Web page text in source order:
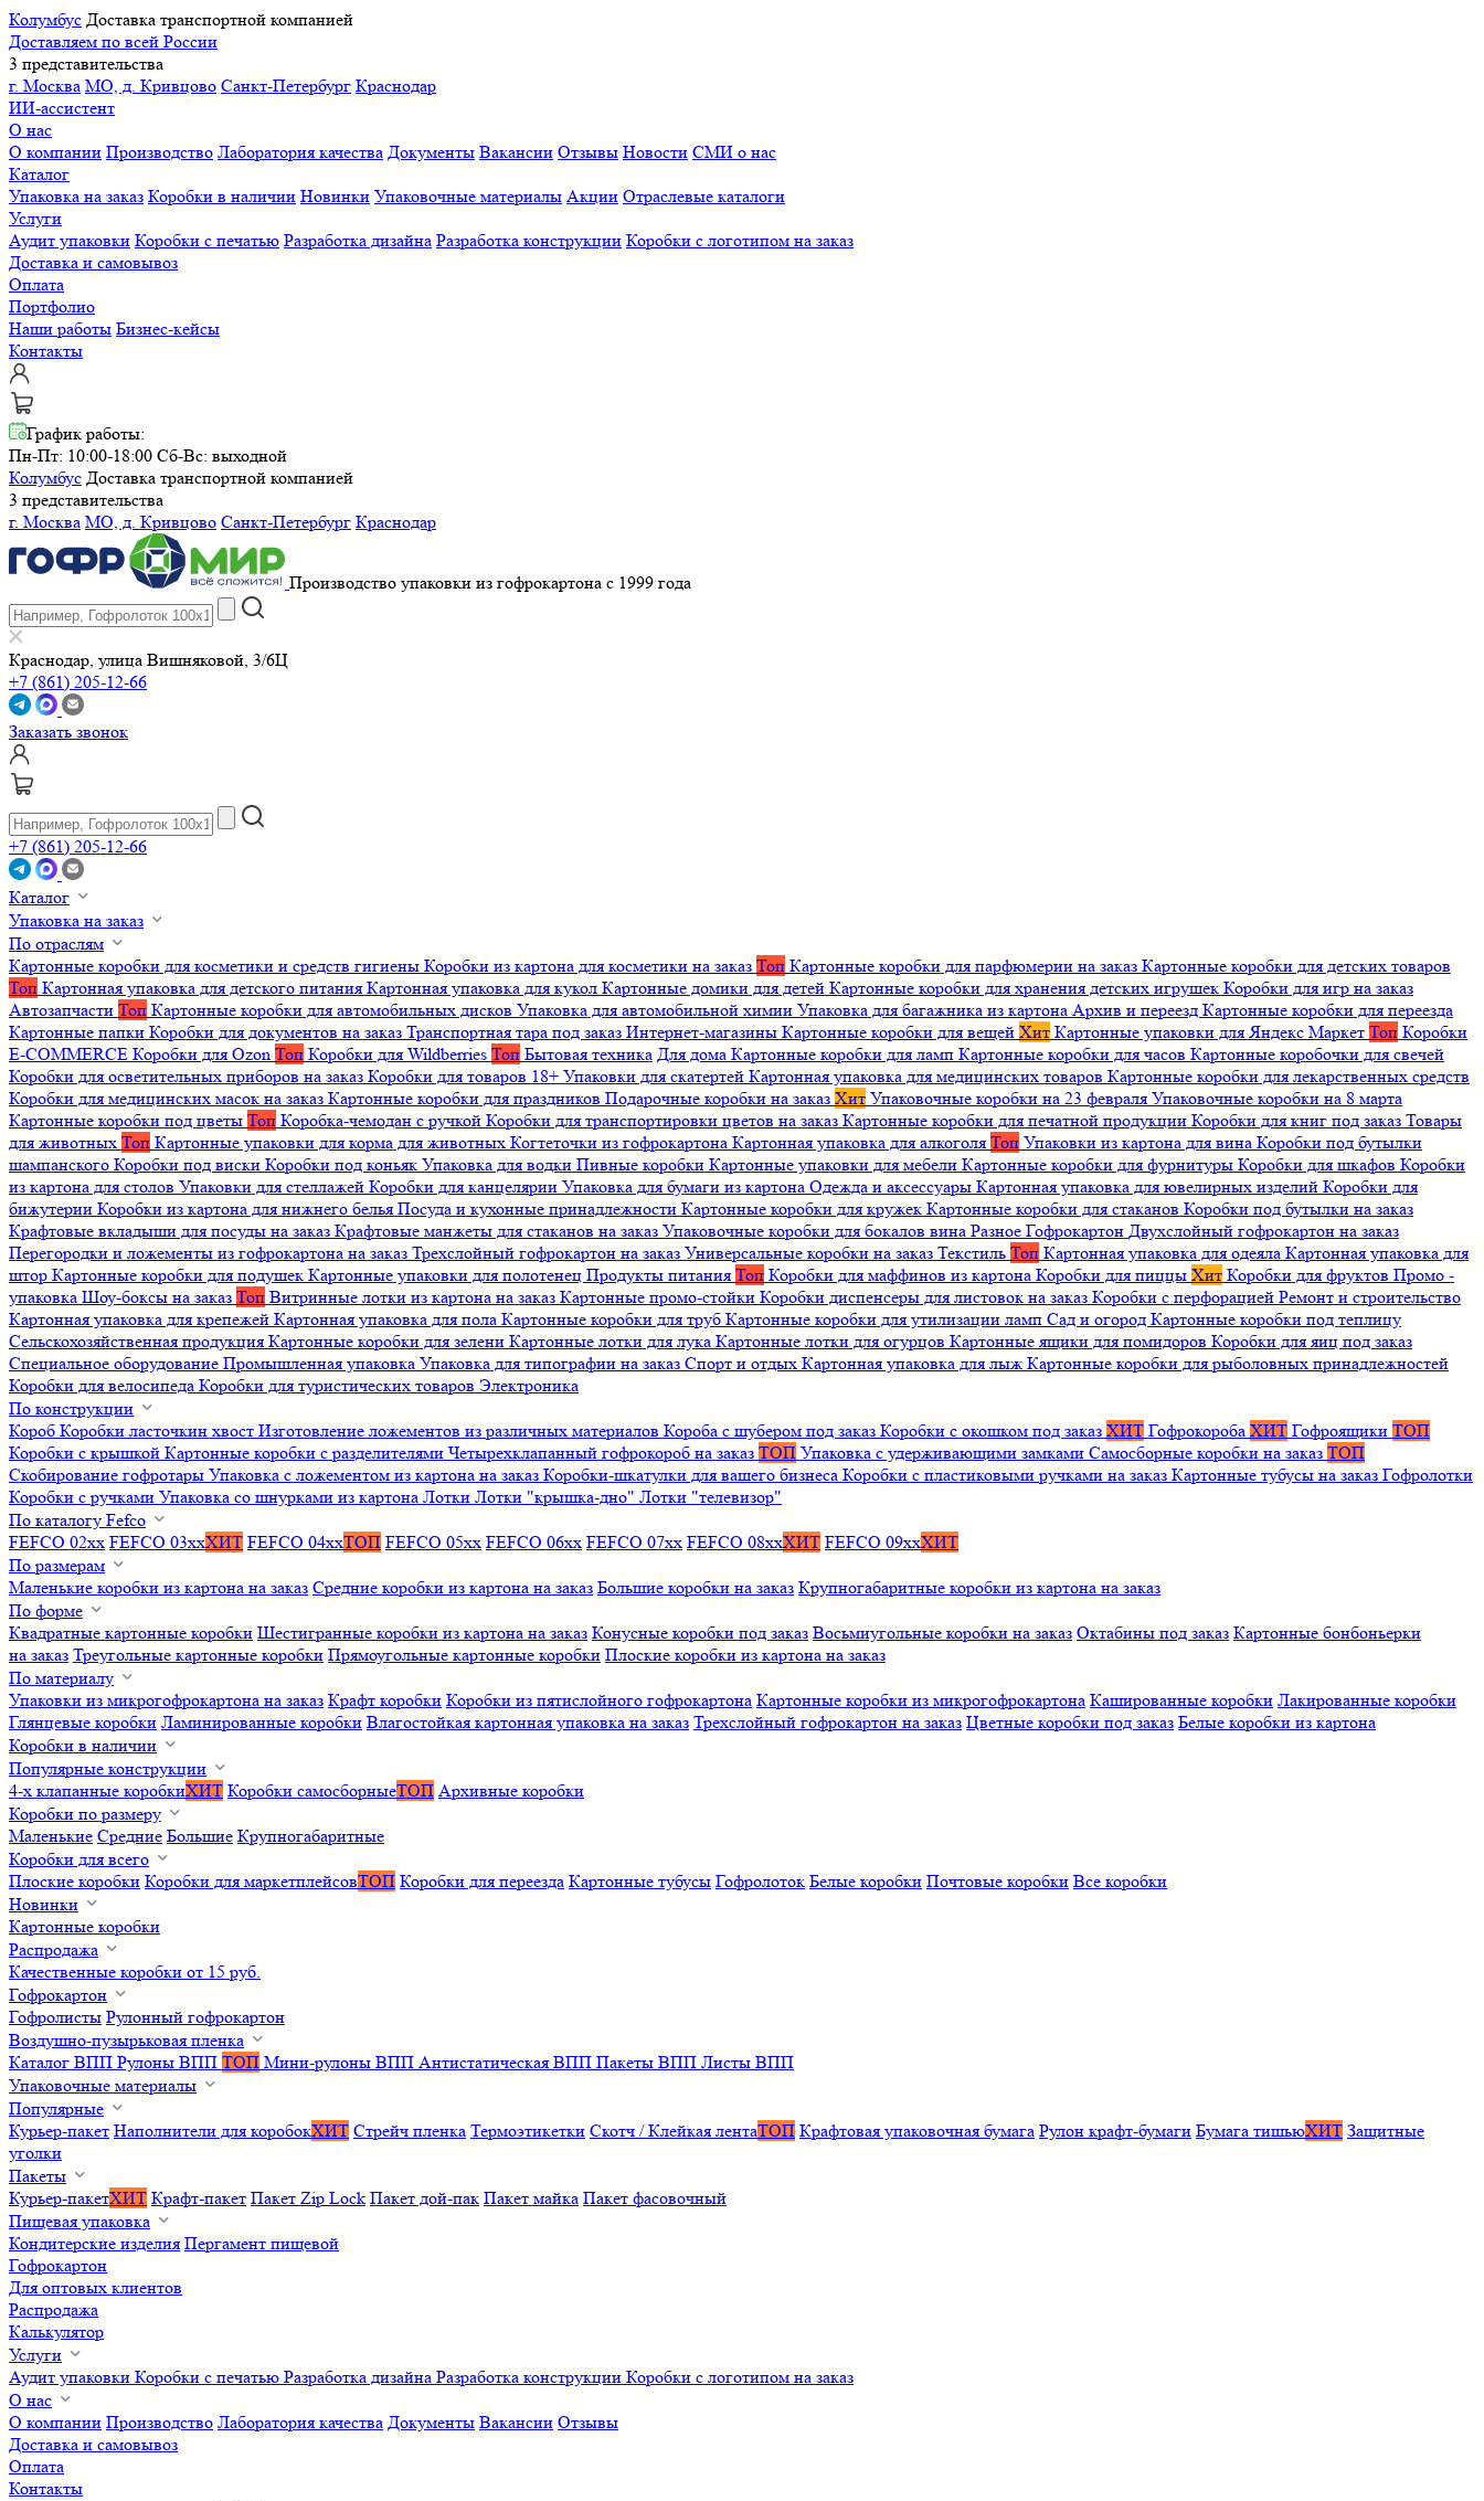
Колумбус Доставка транспортной компанией
Доставляем по всей России
3 представительства
г. Москва МО, д. Кривцово Санкт-Петербург Краснодар
ИИ-ассистент
О нас
О компании Производство Лаборатория качества Документы Вакансии Отзывы Новости СМИ о нас
Каталог
Упаковка на заказ Коробки в наличии Новинки Упаковочные материалы Акции Отраслевые каталоги
Услуги
Аудит упаковки Коробки с печатью Разработка дизайна Разработка конструкции Коробки с логотипом на заказ
Доставка и самовывоз
Оплата
Портфолио
Наши работы Бизнес-кейсы
Контакты
График работы:
Пн-Пт: 10:00-18:00 Сб-Вс: выходной
Колумбус Доставка транспортной компанией
3 представительства
г. Москва МО, д. Кривцово Санкт-Петербург Краснодар
Производство упаковки из гофрокартона с 1999 года
Краснодар, улица Вишняковой, 3/6Ц
+7 (861) 205-12-66
Заказать звонок
+7 (861) 205-12-66
Каталог
Упаковка на заказ
По отраслям
Картонные коробки для косметики и средств гигиены Коробки из картона для косметики на заказ Топ Картонные коробки для парфюмерии на заказ Картонные коробки для детских товаров
Топ Картонная упаковка для детского питания Картонная упаковка для кукол Картонные домики для детей Картонные коробки для хранения детских игрушек Коробки для игр на заказ
Автозапчасти Топ Картонные коробки для автомобильных дисков Упаковка для автомобильной химии Упаковка для багажника из картона Архив и переезд Картонные коробки для переезда
Картонные папки Коробки для документов на заказ Транспортная тара под заказ Интернет-магазины Картонные коробки для вещей Хит Картонные упаковки для Яндекс Маркет Топ Коробки
E-COMMERCE Коробки для Ozon Топ Коробки для Wildberries Топ Бытовая техника Для дома Картонные коробки для ламп Картонные коробки для часов Картонные коробочки для свечей
Коробки для осветительных приборов на заказ Коробки для товаров 18+ Упаковки для скатертей Картонная упаковка для медицинских товаров Картонные коробки для лекарственных средств
Коробки для медицинских масок на заказ Картонные коробки для праздников Подарочные коробки на заказ Хит Упаковочные коробки на 23 февраля Упаковочные коробки на 8 марта
Картонные коробки под цветы Топ Коробка-чемодан с ручкой Коробки для транспортировки цветов на заказ Картонные коробки для печатной продукции Коробки для книг под заказ Товары
для животных Топ Картонные упаковки для корма для животных Когтеточки из гофрокартона Картонная упаковка для алкоголя Топ Упаковки из картона для вина Коробки под бутылки
шампанского Коробки под виски Коробки под коньяк Упаковка для водки Пивные коробки Картонные упаковки для мебели Картонные коробки для фурнитуры Коробки для шкафов Коробки
из картона для столов Упаковки для стеллажей Коробки для канцелярии Упаковка для бумаги из картона Одежда и аксессуары Картонная упаковка для ювелирных изделий Коробки для
бижутерии Коробки из картона для нижнего белья Посуда и кухонные принадлежности Картонные коробки для кружек Картонные коробки для стаканов Коробки под бутылки на заказ
Крафтовые вкладыши для посуды на заказ Крафтовые манжеты для стаканов на заказ Упаковочные коробки для бокалов вина Разное Гофрокартон Двухслойный гофрокартон на заказ
Перегородки и ложементы из гофрокартона на заказ Трехслойный гофрокартон на заказ Универсальные коробки на заказ Текстиль Топ Картонная упаковка для одеяла Картонная упаковка для
штор Картонные коробки для подушек Картонные упаковки для полотенец Продукты питания Топ Коробки для маффинов из картона Коробки для пиццы Хит Коробки для фруктов Промо -
упаковка Шоу-боксы на заказ Топ Витринные лотки из картона на заказ Картонные промо-стойки Коробки диспенсеры для листовок на заказ Коробки с перфорацией Ремонт и строительство
Картонная упаковка для крепежей Картонная упаковка для пола Картонные коробки для труб Картонные коробки для утилизации ламп Сад и огород Картонные коробки под теплицу
Сельскохозяйственная продукция Картонные коробки для зелени Картонные лотки для лука Картонные лотки для огурцов Картонные ящики для помидоров Коробки для яиц под заказ
Специальное оборудование Промышленная упаковка Упаковка для типографии на заказ Спорт и отдых Картонная упаковка для лыж Картонные коробки для рыболовных принадлежностей
Коробки для велосипеда Коробки для туристических товаров Электроника
По конструкции
Короб Коробки ласточкин хвост Изготовление ложементов из различных материалов Короба с шубером под заказ Коробки с окошком под заказ ХИТ Гофрокороба ХИТ Гофроящики ТОП
Коробки с крышкой Картонные коробки с разделителями Четырехклапанный гофрокороб на заказ ТОП Упаковка с удерживающими замками Самосборные коробки на заказ ТОП
Скобирование гофротары Упаковка с ложементом из картона на заказ Коробки-шкатулки для вашего бизнеса Коробки с пластиковыми ручками на заказ Картонные тубусы на заказ Гофролотки
Коробки с ручками Упаковка со шнурками из картона Лотки Лотки "крышка-дно" Лотки "телевизор"
По каталогу Fefco
FEFCO 02xx FEFCO 03xxХИТ FEFCO 04xxТОП FEFCO 05xx FEFCO 06xx FEFCO 07xx FEFCO 08xxХИТ FEFCO 09xxХИТ
По размерам
Маленькие коробки из картона на заказ Средние коробки из картона на заказ Большие коробки на заказ Крупногабаритные коробки из картона на заказ
По форме
Квадратные картонные коробки Шестигранные коробки из картона на заказ Конусные коробки под заказ Восьмиугольные коробки на заказ Октабины под заказ Картонные бонбоньерки
на заказ Треугольные картонные коробки Прямоугольные картонные коробки Плоские коробки из картона на заказ
По материалу
Упаковки из микрогофрокартона на заказ Крафт коробки Коробки из пятислойного гофрокартона Картонные коробки из микрогофрокартона Кашированные коробки Лакированные коробки
Глянцевые коробки Ламинированные коробки Влагостойкая картонная упаковка на заказ Трехслойный гофрокартон на заказ Цветные коробки под заказ Белые коробки из картона
Коробки в наличии
Популярные конструкции
4-х клапанные коробкиХИТ Коробки самосборныеТОП Архивные коробки
Коробки по размеру
Маленькие Средние Большие Крупногабаритные
Коробки для всего
Плоские коробки Коробки для маркетплейсовТОП Коробки для переезда Картонные тубусы Гофролоток Белые коробки Почтовые коробки Все коробки
Новинки
Картонные коробки
Распродажа
Качественные коробки от 15 руб.
Гофрокартон
Гофролисты Рулонный гофрокартон
Воздушно-пузырьковая пленка
Каталог ВПП Рулоны ВПП ТОП Мини-рулоны ВПП Антистатическая ВПП Пакеты ВПП Листы ВПП
Упаковочные материалы
Популярные
Курьер-пакет Наполнители для коробокХИТ Стрейч пленка Термоэтикетки Скотч / Клейкая лентаТОП Крафтовая упаковочная бумага Рулон крафт-бумаги Бумага тишьюХИТ Защитные
уголки
Пакеты
Курьер-пакетХИТ Крафт-пакет Пакет Zip Lock Пакет дой-пак Пакет майка Пакет фасовочный
Пищевая упаковка
Кондитерские изделия Пергамент пищевой
Гофрокартон
Для оптовых клиентов
Распродажа
Калькулятор
Услуги
Аудит упаковки Коробки с печатью Разработка дизайна Разработка конструкции Коробки с логотипом на заказ
О нас
О компании Производство Лаборатория качества Документы Вакансии Отзывы
Доставка и самовывоз
Оплата
Контакты